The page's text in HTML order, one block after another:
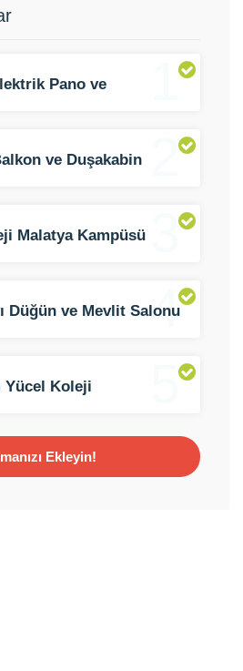
1
Pano ve
2
ve Duşakabin
3
Malatya Kampüsü
4
Düğün ve Mevlit Salonu
5
Yücel Koleji
Ekleyin!